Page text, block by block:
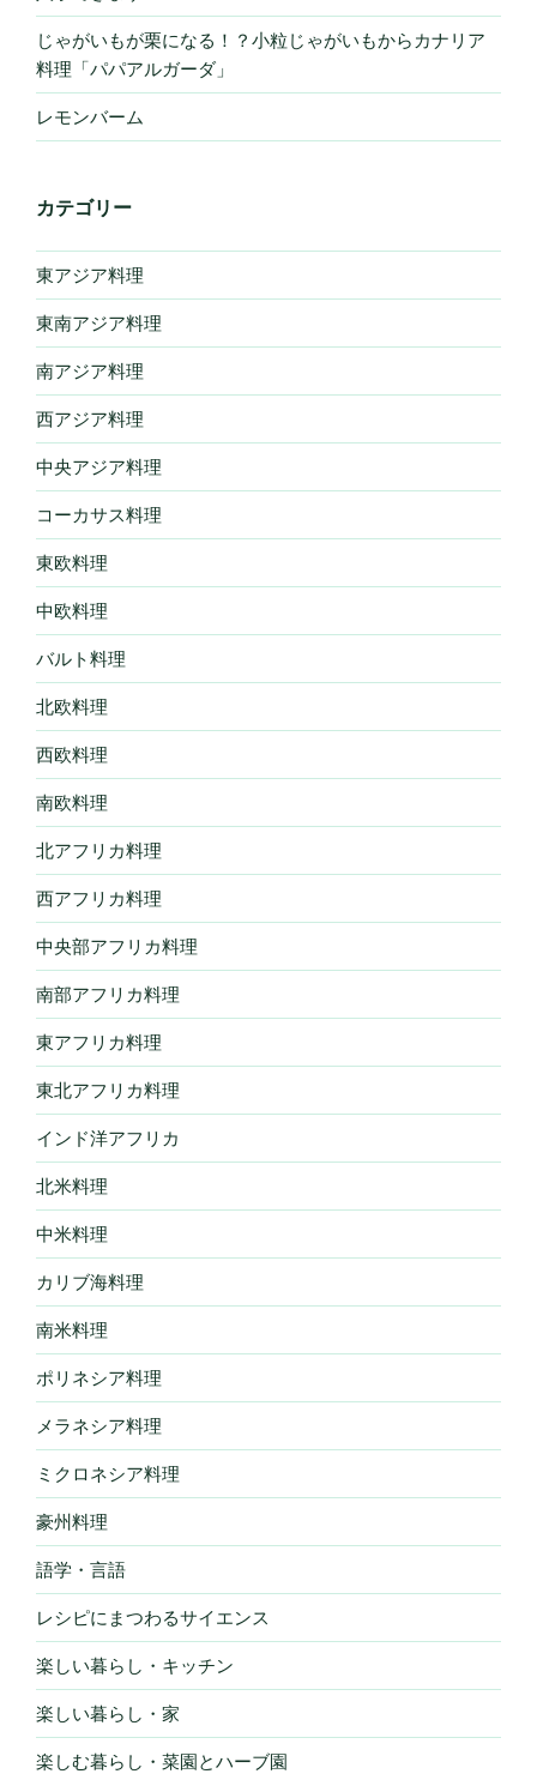
じゃがいもが栗になる！？小粒じゃがいもからカナリア
料理「パパアルガーダ」
レモンバーム
カテゴリー
東アジア料理
東南アジア料理
南アジア料理
西アジア料理
中央アジア料理
コーカサス料理
東欧料理
中欧料理
バルト料理
北欧料理
西欧料理
南欧料理
北アフリカ料理
西アフリカ料理
中央部アフリカ料理
南部アフリカ料理
東アフリカ料理
東北アフリカ料理
インド洋アフリカ
北米料理
中米料理
カリブ海料理
南米料理
ポリネシア料理
メラネシア料理
ミクロネシア料理
豪州料理
語学・言語
レシピにまつわるサイエンス
楽しい暮らし・キッチン
楽しい暮らし・家
楽しむ暮らし・菜園とハーブ園